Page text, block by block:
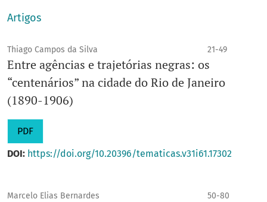
Artigos
Thiago Campos da Silva 21-49
Entre agências e trajetórias negras: os
“centenários” na cidade do Rio de Janeiro
(1890-1906)
PDF
DOI: https://doi.org/10.20396/tematicas.v31i61.17302
Marcelo Elias Bernardes 50-80